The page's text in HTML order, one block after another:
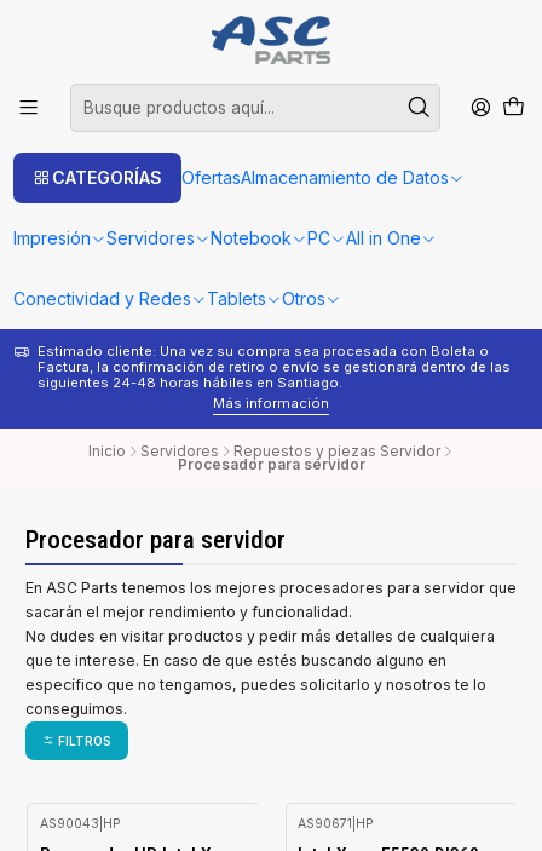
CATEGORÍAS OfertasAlmacenamiento de Datos
Impresión Servidores Notebook PC All in One
Conectividad y Redes Tablets Otros
Estimado cliente: Una vez su compra sea procesada con Boleta o
Factura, la confirmación de retiro o envío se gestionará dentro de las
siguientes 24-48 horas hábiles en Santiago.
Más información
Inicio Servidores Repuestos y piezas Servidor
Procesador para servidor
Procesador para servidor
En ASC Parts tenemos los mejores procesadores para servidor que
sacarán el mejor rendimiento y funcionalidad.
No dudes en visitar productos y pedir más detalles de cualquiera
que te interese. En caso de que estés buscando alguno en
específico que no tengamos, puedes solicitarlo y nosotros te lo
conseguimos.
FILTROS
AS90043 HP AS90671 HP